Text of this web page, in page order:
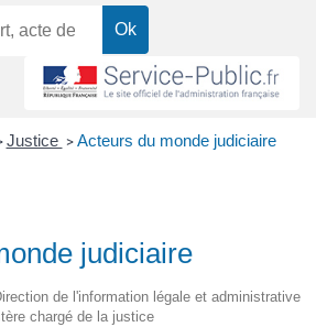
Justice > Acteurs du monde judiciaire
judiciaire
de l'information légale et administrative
chargé de la justice